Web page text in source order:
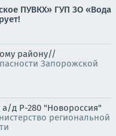
ПУВКХ» ГУП ЗО «Вода
району//
Запорожской
а/д Р-280 "Новороссия"
региональной